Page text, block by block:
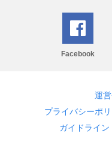
Facebook
運
プライバシーポ
ガイドライン